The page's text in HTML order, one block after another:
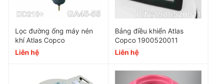
Thông số kỹ thuật
Lọc đường ống máy nén
khí Atlas Copco
Liên hệ
Bảng điều khiển Atlas
Copco 1900520011
Liên hệ